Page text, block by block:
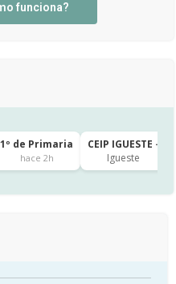
funciona?
1º de Primaria
hace 2h
CEIP IGUESTE ·
Igueste